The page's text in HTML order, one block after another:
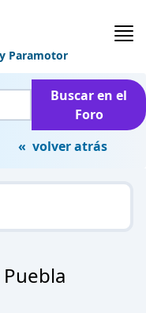
Paramotor
Buscar en el
Foro
« volver atrás